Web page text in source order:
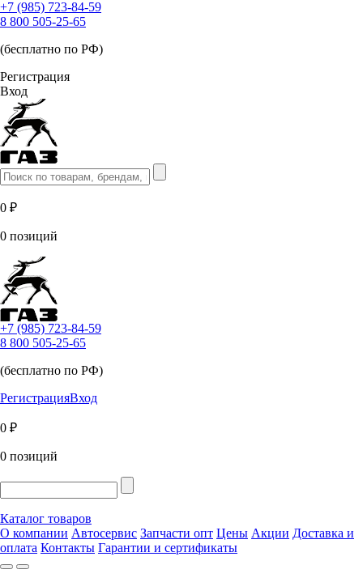
+7 (985) 723-84-59
8 800 505-25-65
(бесплатно по РФ)
Регистрация
Вход
0 ₽
0 позиций
+7 (985) 723-84-59
8 800 505-25-65
(бесплатно по РФ)
РегистрацияВход
0 ₽
0 позиций
Каталог товаров
О компании Автосервис Запчасти опт Цены Акции Доставка и
оплата Контакты Гарантии и сертификаты